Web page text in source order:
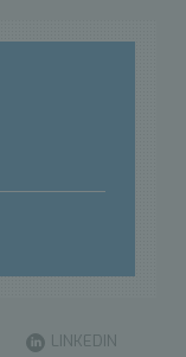
LINKEDIN